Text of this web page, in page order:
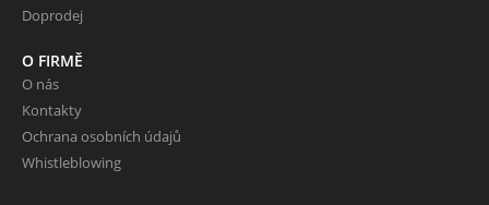
Doprodej
O FIRMĚ
O nás
Kontakty
Ochrana osobních údajů
Whistleblowing